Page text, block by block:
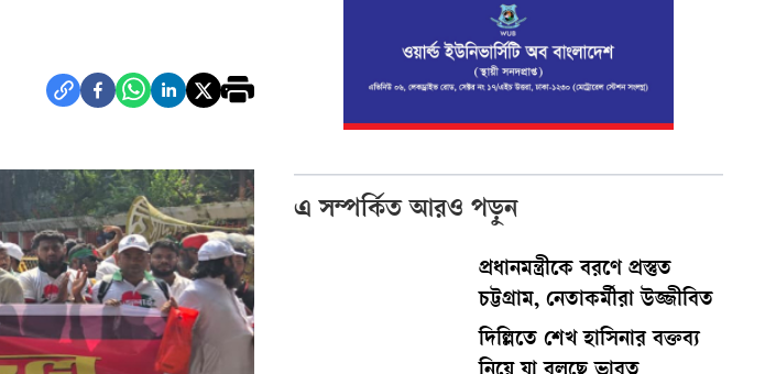
এ সম্পর্কিত আরও পড়ুন
প্রধানমন্ত্রীকে বরণে প্রস্তুত
চট্টগ্রাম, নেতাকর্মীরা উজ্জীবিত
দিল্লিতে শেখ হাসিনার বক্তব্য